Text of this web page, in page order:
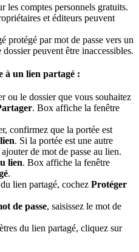
les comptes personnels gratuits.
et éditeurs peuvent
protégé par mot de passe vers un
peuvent être inaccessibles.
à un lien partagé :
ou le dossier que vous souhaitez
. Box affiche la fenêtre
confirmez que la portée est
. Si la portée est une autre
de mot de passe au lien.
lien. Box affiche la fenêtre
.
lien partagé, cochez Protéger
de passe, saisissez le mot de
du lien partagé, cliquez sur